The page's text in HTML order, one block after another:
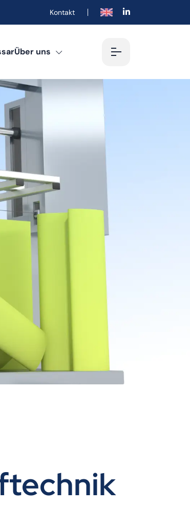
Kontakt
English
Über uns